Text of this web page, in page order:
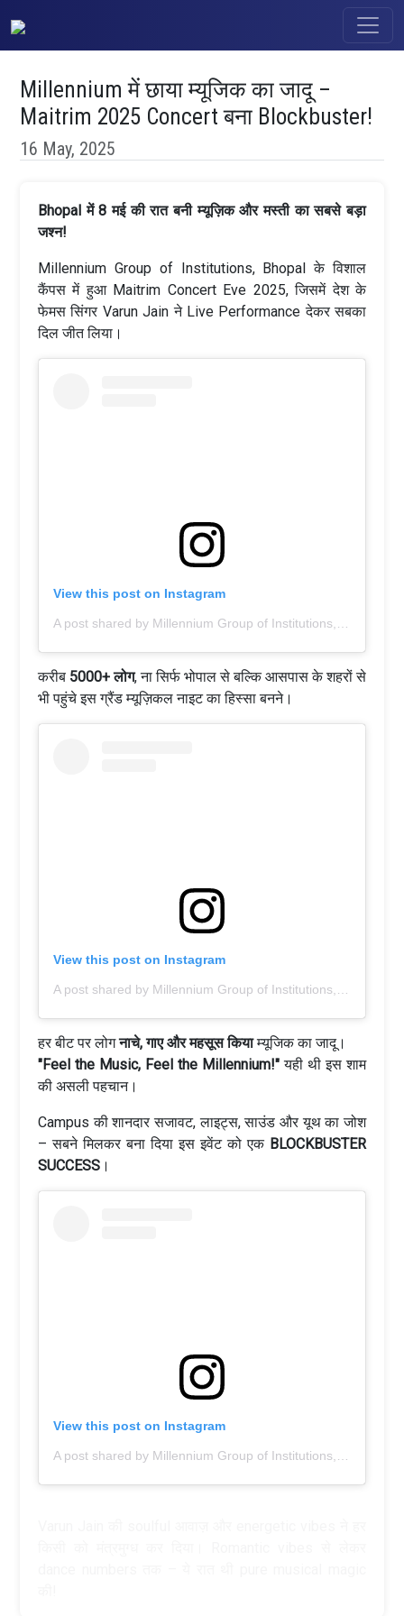
Millennium में छाया म्यूजिक का जादू –
Maitrim 2025 Concert बना Blockbuster!
16 May, 2025
Bhopal में 8 मई की रात बनी म्यूज़िक और मस्ती का सबसे बड़ा
जश्न!
Millennium Group of Institutions, Bhopal के विशाल
कैंपस में हुआ Maitrim Concert Eve 2025, जिसमें देश के
फेमस सिंगर Varun Jain ने Live Performance देकर सबका
दिल जीत लिया।
View this post on Instagram
A post shared by Millennium Group of Institutions, Bhopal (@millennium_group_bhopal)
करीब 5000+ लोग, ना सिर्फ भोपाल से बल्कि आसपास के शहरों से
भी पहुंचे इस ग्रैंड म्यूज़िकल नाइट का हिस्सा बनने।
View this post on Instagram
हर बीट पर लोगनाचे, गाए और महसूस कियाम्यूजिक का जादू।
"Feel the Music, Feel the Millennium!" यही थी इस शाम
की असली पहचान।
Campus की शानदार सजावट, लाइट्स, साउंड और यूथ का जोश
– सबने मिलकर बना दिया इस इवेंट को एक BLOCKBUSTER
SUCCESS ।
View this post on Instagram